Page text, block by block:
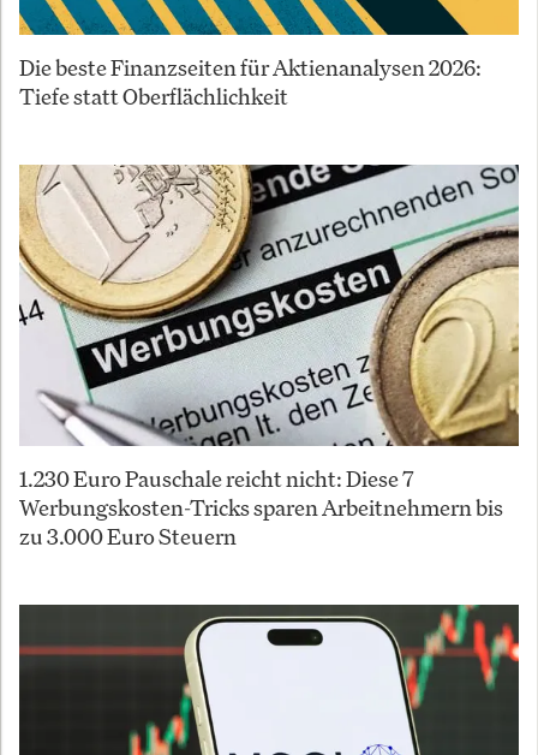
Die beste Finanzseiten für Aktienanalysen 2026:
Tiefe statt Oberflächlichkeit
1.230 Euro Pauschale reicht nicht: Diese 7
Werbungskosten-Tricks sparen Arbeitnehmern bis
zu 3.000 Euro Steuern